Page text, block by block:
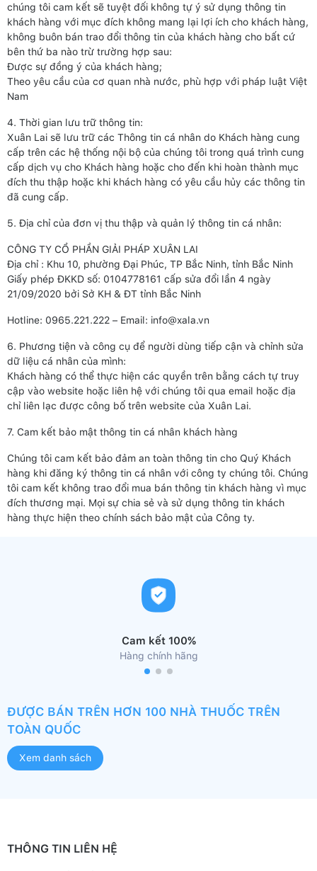
chúng tôi cam kết sẽ tuyệt đối không tự ý sử dụng thông tin
khách hàng với mục đích không mang lại lợi ích cho khách hàng,
không buôn bán trao đổi thông tin của khách hàng cho bất cứ
bên thứ ba nào trừ trường hợp sau:
Được sự đồng ý của khách hàng;
Theo yêu cầu của cơ quan nhà nước, phù hợp với pháp luật Việt
Nam
4. Thời gian lưu trữ thông tin:
Xuân Lai sẽ lưu trữ các Thông tin cá nhân do Khách hàng cung
cấp trên các hệ thống nội bộ của chúng tôi trong quá trình cung
cấp dịch vụ cho Khách hàng hoặc cho đến khi hoàn thành mục
đích thu thập hoặc khi khách hàng có yêu cầu hủy các thông tin
đã cung cấp.
5. Địa chỉ của đơn vị thu thập và quản lý thông tin cá nhân:
CÔNG TY CỔ PHẦN GIẢI PHÁP XUÂN LAI
Địa chỉ : Khu 10, phường Đại Phúc, TP Bắc Ninh, tỉnh Bắc Ninh
Giấy phép ĐKKD số: 0104778161 cấp sửa đổi lần 4 ngày
21/09/2020 bởi Sở KH & ĐT tỉnh Bắc Ninh
Hotline: 0965.221.222 – Email: info@xala.vn
6. Phương tiện và công cụ để người dùng tiếp cận và chỉnh sửa
dữ liệu cá nhân của mình:
Khách hàng có thể thực hiện các quyền trên bằng cách tự truy
cập vào website hoặc liên hệ với chúng tôi qua email hoặc địa
chỉ liên lạc được công bố trên website của Xuân Lai.
7. Cam kết bảo mật thông tin cá nhân khách hàng
Chúng tôi cam kết bảo đảm an toàn thông tin cho Quý Khách
hàng khi đăng ký thông tin cá nhân với công ty chúng tôi. Chúng
tôi cam kết không trao đổi mua bán thông tin khách hàng vì mục
đích thương mại. Mọi sự chia sẻ và sử dụng thông tin khách
hàng thực hiện theo chính sách bảo mật của Công ty.
Cam kết 100%
Hàng chính hãng
ĐƯỢC BÁN TRÊN HƠN 100 NHÀ THUỐC TRÊN
TOÀN QUỐC
Xem danh sách
THÔNG TIN LIÊN HỆ